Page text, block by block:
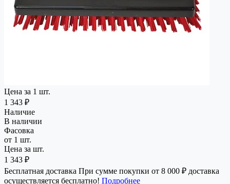
Цена за 1 шт.
1 343 ₽
Наличие
В наличии
Фасовка
от 1 шт.
Цена за шт.
1 343 ₽
Бесплатная доставка При сумме покупки от 8 000 ₽ доставка
осуществляется бесплатно! Подробнее